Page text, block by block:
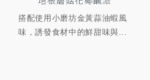
搭配使用小磨坊金黃蒜油蝦風
味，誘發食材中的鮮甜味與...